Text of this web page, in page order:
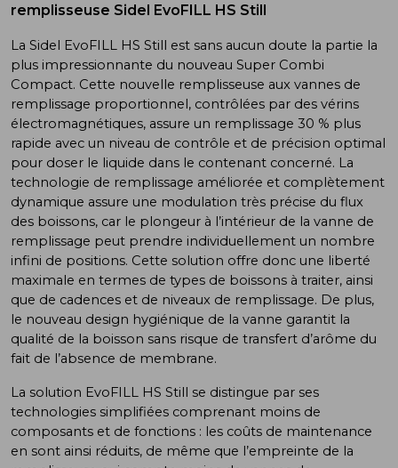
remplisseuse Sidel EvoFILL HS Still
La Sidel EvoFILL HS Still est sans aucun doute la partie la
plus impressionnante du nouveau Super Combi
Compact. Cette nouvelle remplisseuse aux vannes de
remplissage proportionnel, contrôlées par des vérins
électromagnétiques, assure un remplissage 30 % plus
rapide avec un niveau de contrôle et de précision optimal
pour doser le liquide dans le contenant concerné. La
technologie de remplissage améliorée et complètement
dynamique assure une modulation très précise du flux
des boissons, car le plongeur à l’intérieur de la vanne de
remplissage peut prendre individuellement un nombre
infini de positions. Cette solution offre donc une liberté
maximale en termes de types de boissons à traiter, ainsi
que de cadences et de niveaux de remplissage. De plus,
le nouveau design hygiénique de la vanne garantit la
qualité de la boisson sans risque de transfert d’arôme du
fait de l’absence de membrane.
La solution EvoFILL HS Still se distingue par ses
technologies simplifiées comprenant moins de
composants et de fonctions : les coûts de maintenance
en sont ainsi réduits, de même que l’empreinte de la